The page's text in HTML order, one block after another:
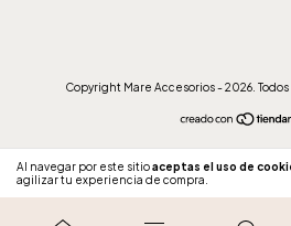
Al navegar por este sitioaceptas el uso de
agilizar tu experiencia de compra.
Copyright Mare Accesorios - 2026.